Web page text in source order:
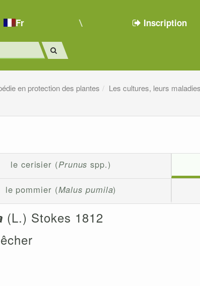
Fr Inscription
en protection des plantes Les cultures, leurs
le cerisier (Prunus spp.)
le pommier (Malus pumila)
(L.) Stokes 1812